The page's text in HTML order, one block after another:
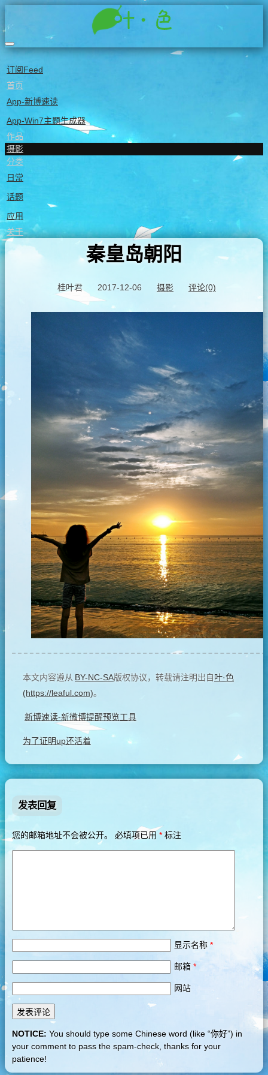
订阅Feed
首页
App-新博速读
App-Win7主题生成器
作品
摄影
分类
日常
话题
应用
关于
秦皇岛朝阳
桂叶君 2017-12-06 摄影 评论(0)
本文内容遵从 BY-NC-SA版权协议，转载请注明出自叶·色
(https://leaful.com)。
新博速读-新微博提醒预览工具
为了证明up还活着
发表回复
您的邮箱地址不会被公开。 必填项已用 * 标注
显示名称 *
邮箱 *
网站
NOTICE: You should type some Chinese word (like “你好”) in
your comment to pass the spam-check, thanks for your
patience!